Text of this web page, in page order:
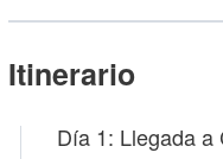
Itinerario
Día 1: Llegada a